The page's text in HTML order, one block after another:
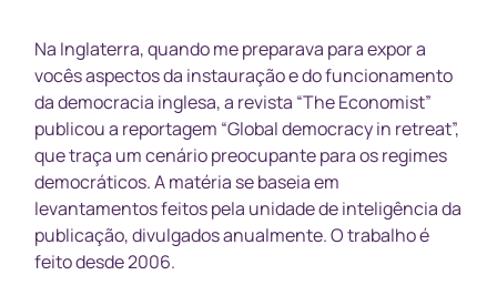
Na Inglaterra, quando me preparava para expor a
vocês aspectos da instauração e do funcionamento
da democracia inglesa, a revista “The Economist”
publicou a reportagem “Global democracy in retreat”,
que traça um cenário preocupante para os regimes
democráticos. A matéria se baseia em
levantamentos feitos pela unidade de inteligência da
publicação, divulgados anualmente. O trabalho é
feito desde 2006.